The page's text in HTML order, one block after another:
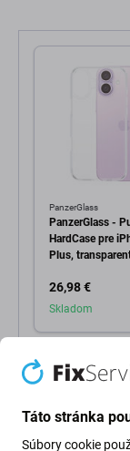
PanzerGlass
PanzerGlass -
HardCase pre
Plus,
26,98 €
Skladom
Táto stránka
Súbory cookie